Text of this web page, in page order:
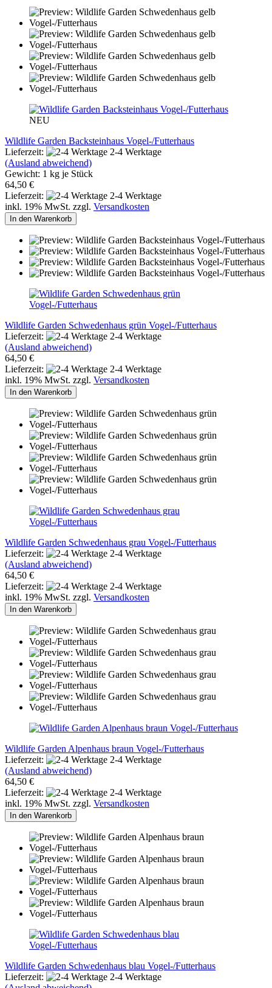
NEU
Wildlife Garden Backsteinhaus Vogel-/Futterhaus
Lieferzeit:
2-4 Werktage
(Ausland abweichend)
Gewicht: 1 kg je Stück
64,50 €
Lieferzeit:
2-4 Werktage
inkl. 19% MwSt. zzgl. Versandkosten
In den Warenkorb
Wildlife Garden Schwedenhaus grün Vogel-/Futterhaus
Lieferzeit:
2-4 Werktage
(Ausland abweichend)
64,50 €
Lieferzeit:
2-4 Werktage
inkl. 19% MwSt. zzgl. Versandkosten
In den Warenkorb
Wildlife Garden Schwedenhaus grau Vogel-/Futterhaus
Lieferzeit:
2-4 Werktage
(Ausland abweichend)
64,50 €
Lieferzeit:
2-4 Werktage
inkl. 19% MwSt. zzgl. Versandkosten
In den Warenkorb
Wildlife Garden Alpenhaus braun Vogel-/Futterhaus
Lieferzeit:
2-4 Werktage
(Ausland abweichend)
64,50 €
Lieferzeit:
2-4 Werktage
inkl. 19% MwSt. zzgl. Versandkosten
In den Warenkorb
Wildlife Garden Schwedenhaus blau Vogel-/Futterhaus
Lieferzeit:
2-4 Werktage